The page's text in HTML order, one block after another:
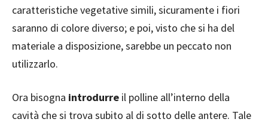
caratteristiche vegetative simili, sicuramente i fiori
saranno di colore diverso; e poi, visto che si ha del
materiale a disposizione, sarebbe un peccato non
utilizzarlo.
Ora bisogna introdurre il polline all’interno della
cavità che si trova subito al di sotto delle antere. Tale